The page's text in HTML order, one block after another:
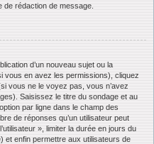
de rédaction de message.
d’un nouveau sujet ou la
vous en avez les permissions), cliquez
vous ne le voyez pas, vous n’avez
Saisissez le titre du sondage et au
par ligne dans le champ des
de réponses qu’un utilisateur peut
», limiter la durée en jours du
et enfin permettre aux utilisateurs de